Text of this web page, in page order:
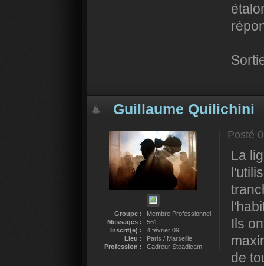
Guillaume Quilichini
Groupe :
Membre Professionnel
Messages :
561
Inscrit(e) :
4 février 09
Lieu :
Paris / Marseille
Profession :
Cadreur Steadicam
Posté
La
Ils
de